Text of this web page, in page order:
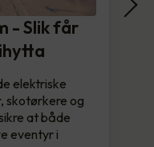
- Slik får
elektriske
skotørkere og
at både
eventyr i